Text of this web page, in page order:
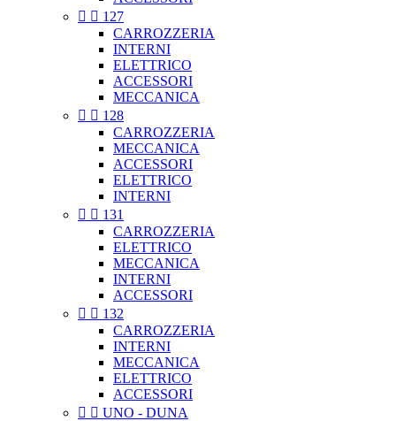
  127
CARROZZERIA
INTERNI
ELETTRICO
ACCESSORI
MECCANICA
  128
CARROZZERIA
MECCANICA
ACCESSORI
ELETTRICO
INTERNI
  131
CARROZZERIA
ELETTRICO
MECCANICA
INTERNI
ACCESSORI
  132
CARROZZERIA
INTERNI
MECCANICA
ELETTRICO
ACCESSORI
  UNO - DUNA